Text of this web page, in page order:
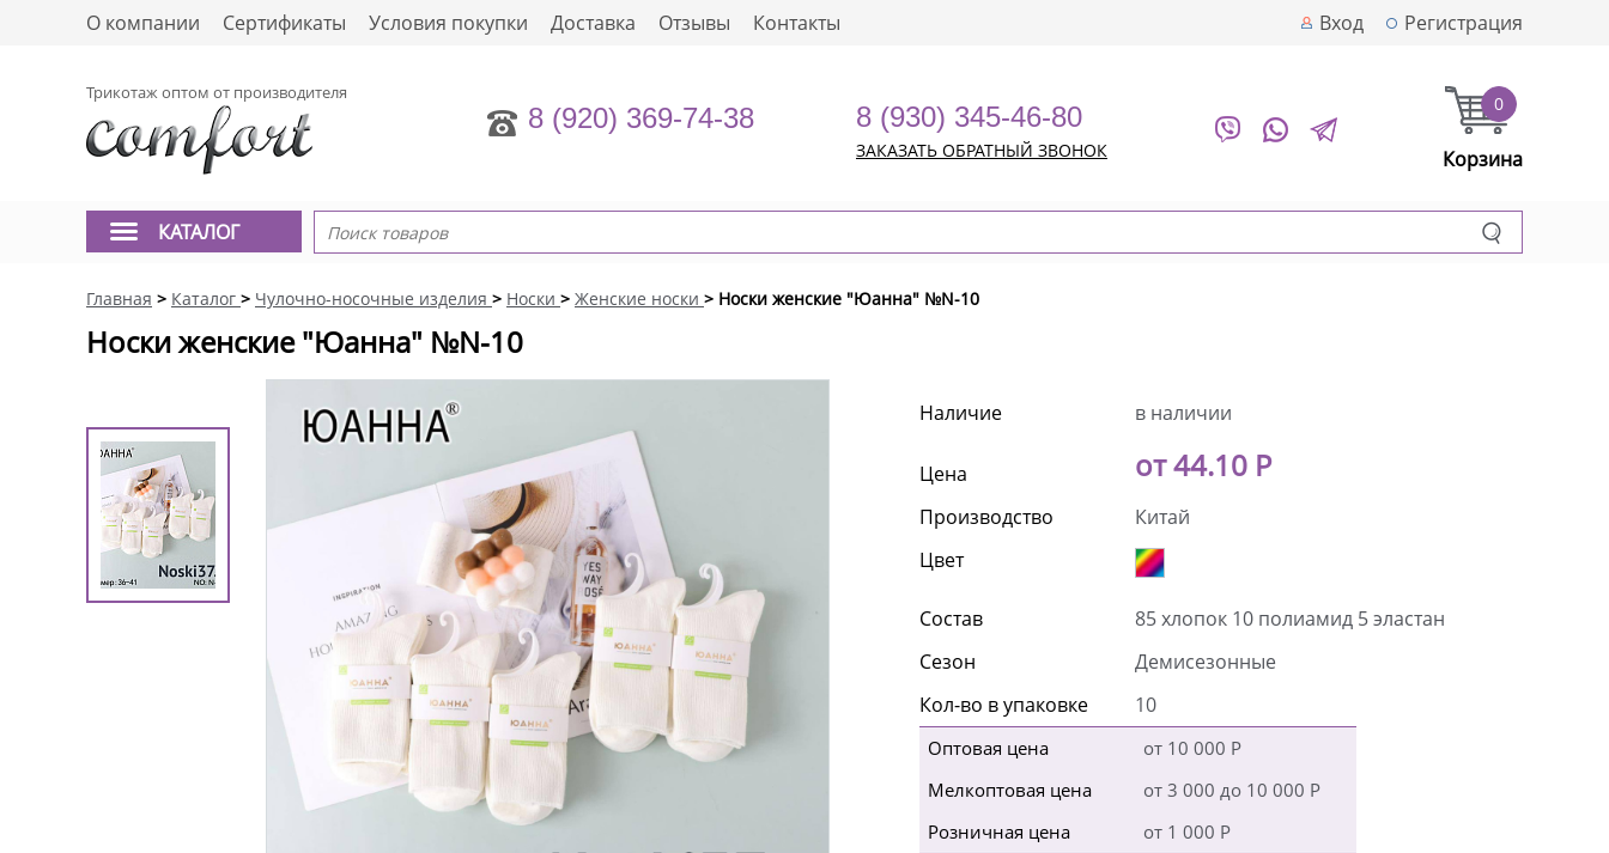
О компании Сертификаты Условия покупки Доставка Отзывы Контакты Вход Регистрация
Трикотаж оптом от производителя
8 (920) 369-74-38 8 (930) 345-46-80
ЗАКАЗАТЬ ОБРАТНЫЙ ЗВОНОК
0
Корзина
КАТАЛОГ
Главная > Каталог > Чулочно-носочные изделия > Носки > Женские носки > Носки женские "Юанна" №N-10
Носки женские "Юанна" №N-10
Наличие в наличии
Цена от 44.10 Р
Производство
Китай
Цвет
Состав
85 хлопок 10 полиамид 5 эластан
Сезон
Демисезонные
Кол-во в упаковке
10
Оптовая цена
от 10 000 Р
Мелкоптовая цена
от 3 000 до 10 000 Р
Розничная цена
от 1 000 Р